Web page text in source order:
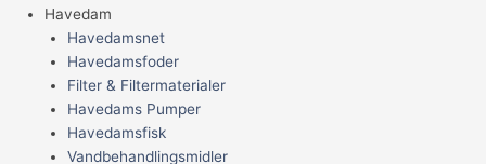
Havedam
Havedamsnet
Havedamsfoder
Filter & Filtermaterialer
Havedams Pumper
Havedamsfisk
Vandbehandlingsmidler